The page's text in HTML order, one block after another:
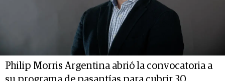
Philip Morris Argentina abrió la convocatoria a